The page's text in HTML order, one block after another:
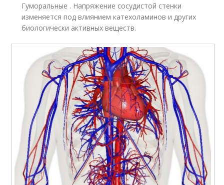
Гуморальные . Напряжение сосудистой стенки
изменяется под влиянием катехоламинов и других
биологически активных веществ.